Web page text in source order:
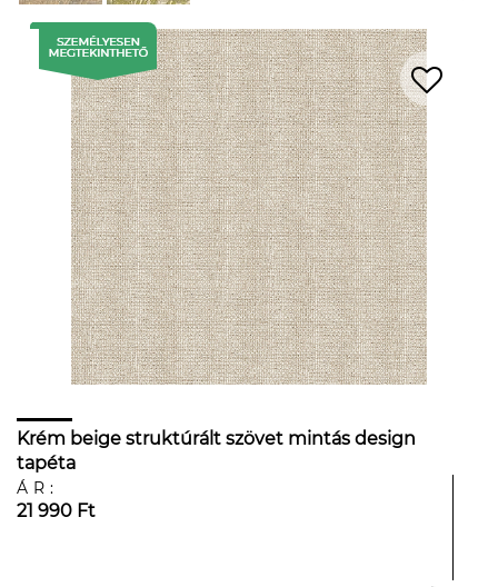
Krém beige struktúrált szövet mintás design
tapéta
ÁR:
21 990 Ft